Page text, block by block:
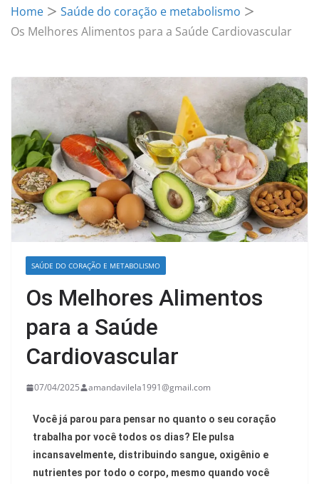
Home
Saúde do coração e metabolismo
Os Melhores Alimentos para a Saúde Cardiovascular
SAÚDE DO CORAÇÃO E METABOLISMO
Os Melhores Alimentos
para a Saúde
Cardiovascular
07/04/2025 amandavilela1991@gmail.com
Você já parou para pensar no quanto o seu coração
trabalha por você todos os dias? Ele pulsa
incansavelmente, distribuindo sangue, oxigênio e
nutrientes por todo o corpo, mesmo quando você